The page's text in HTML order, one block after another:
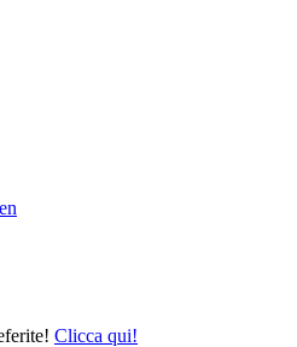
Clicca qui!